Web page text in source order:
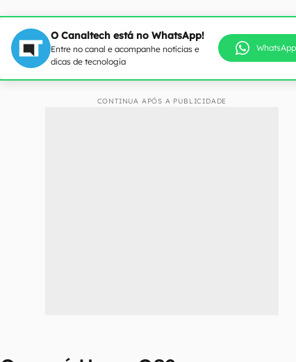
O Canaltech está no WhatsApp!
Entre no canal e acompanhe notícias e
dicas de tecnologia
WhatsApp
CONTINUA APÓS A PUBLICIDADE